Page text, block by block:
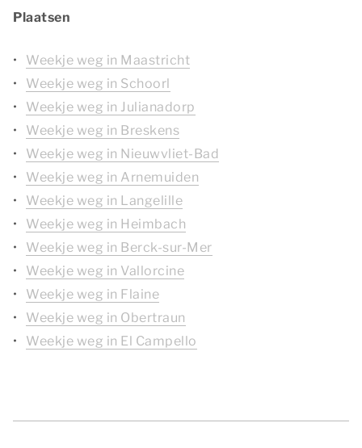
Plaatsen
Weekje weg in Maastricht
Weekje weg in Schoorl
Weekje weg in Julianadorp
Weekje weg in Breskens
Weekje weg in Nieuwvliet-Bad
Weekje weg in Arnemuiden
Weekje weg in Langelille
Weekje weg in Heimbach
Weekje weg in Berck-sur-Mer
Weekje weg in Vallorcine
Weekje weg in Flaine
Weekje weg in Obertraun
Weekje weg in El Campello